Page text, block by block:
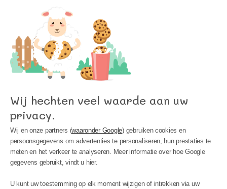
Wij hechten veel waarde aan uw
privacy.
Wij en onze partners (waaronder Google) gebruiken cookies en
persoonsgegevens om advertenties te personaliseren, hun prestaties te
meten en het verkeer te analyseren. Meer informatie over hoe Google
gegevens gebruikt, vindt u hier.
U kunt uw toestemming op elk moment wijzigen of intrekken via uw